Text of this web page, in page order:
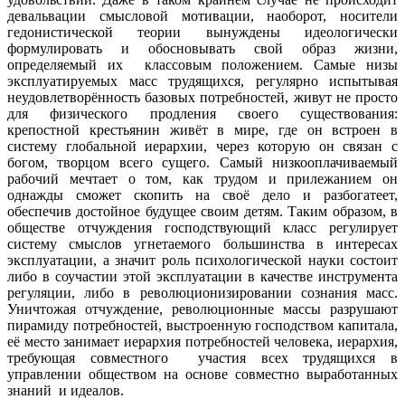
девальвации смысловой мотивации, наоборот, носители
гедонистической теории вынуждены идеологически
формулировать и обосновывать свой образ жизни,
определяемый их классовым положением. Самые низы
эксплуатируемых масс трудящихся, регулярно испытывая
неудовлетворённость базовых потребностей, живут не просто
для физического продления своего существования:
крепостной крестьянин живёт в мире, где он встроен в
систему глобальной иерархии, через которую он связан с
богом, творцом всего сущего. Самый низкооплачиваемый
рабочий мечтает о том, как трудом и прилежанием он
однажды сможет скопить на своё дело и разбогатеет,
обеспечив достойное будущее своим детям. Таким образом, в
обществе отчуждения господствующий класс регулирует
систему смыслов угнетаемого большинства в интересах
эксплуатации, а значит роль психологической науки состоит
либо в соучастии этой эксплуатации в качестве инструмента
регуляции, либо в революционизировании сознания масс.
Уничтожая отчуждение, революционные массы разрушают
пирамиду потребностей, выстроенную господством капитала,
её место занимает иерархия потребностей человека, иерархия,
требующая совместного участия всех трудящихся в
управлении обществом на основе совместно выработанных
знаний и идеалов.